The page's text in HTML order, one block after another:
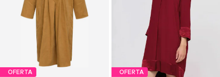
OFERTA OFERTA